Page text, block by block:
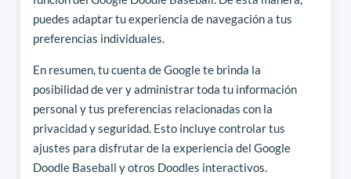
puedes adaptar tu experiencia de navegación a tus
preferencias individuales.
En resumen, tu cuenta de Google te brinda la
posibilidad de ver y administrar toda tu información
personal y tus preferencias relacionadas con la
privacidad y seguridad. Esto incluye controlar tus
ajustes para disfrutar de la experiencia del Google
Doodle Baseball y otros Doodles interactivos.